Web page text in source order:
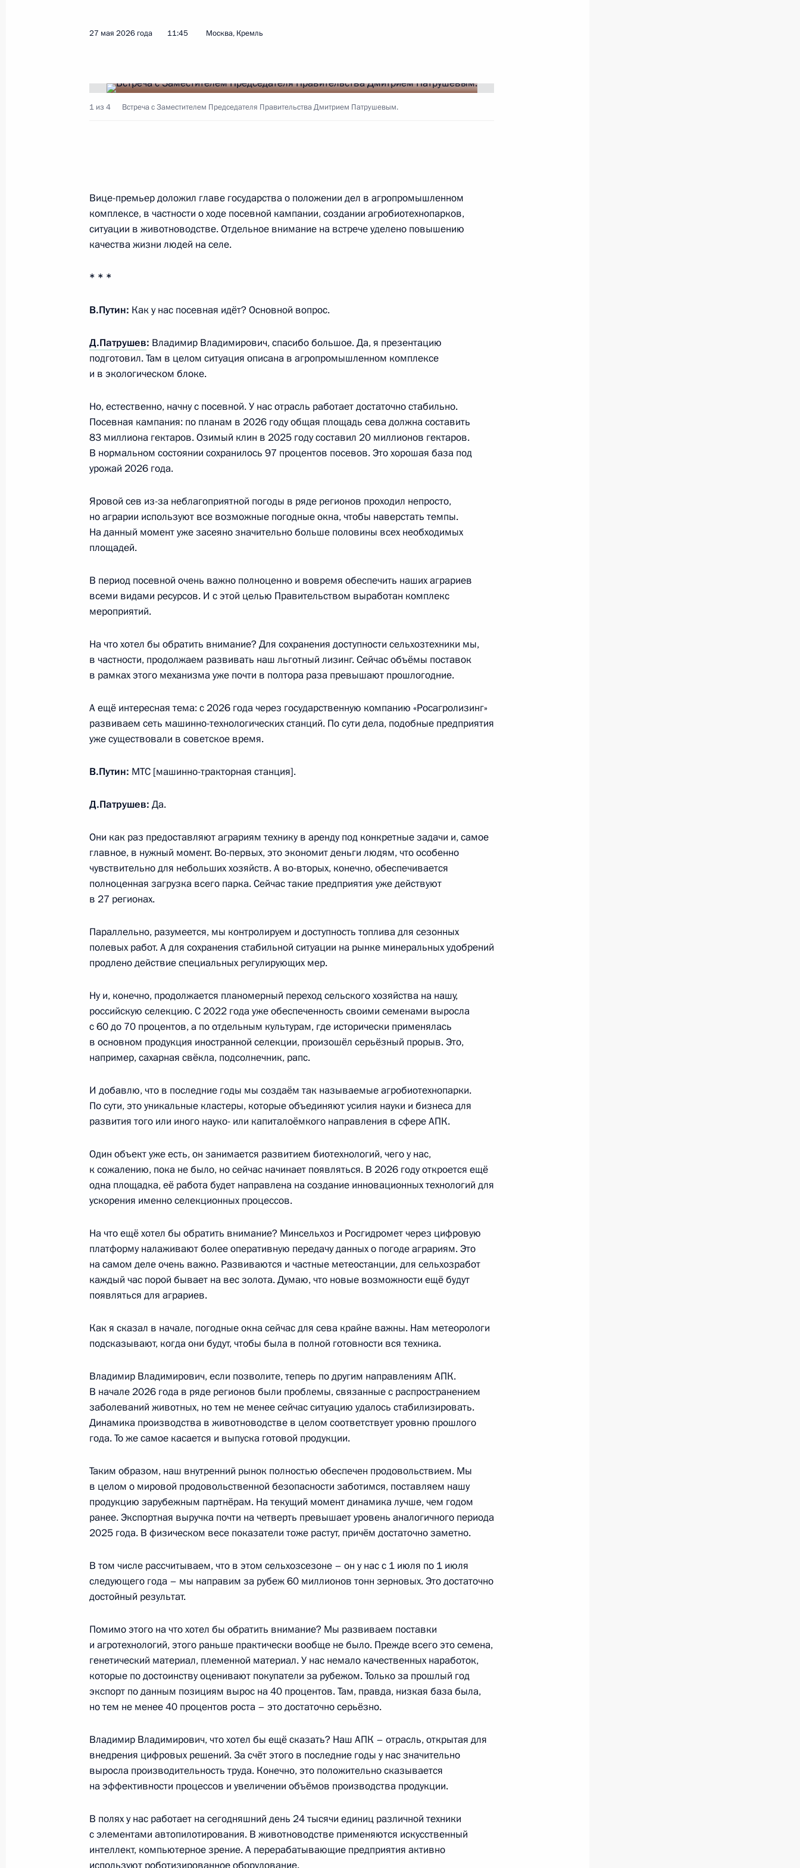
1 июня 2026 года, 20:35 Москва, Кремль
Встреча с Уполномоченным по правам ребёнка Марией
Львовой-Беловой
Вручение орденов «Мать-героиня» и «Родительская слава»
1 июня 2026 года, 16:50 Москва, Кремль
Пашиняном
Владимир Путин ответил на вопросы представителей СМИ
29 мая 2026 года, 19:30 Астана
Встреча с Президентом Белоруссии Александром Лукашенко
29 мая 2026 года, 16:30
3
Заседание Высшего Евразийского экономического совета
29 мая 2026 года, 16:20 Астана
31
28 мая, четверг
Заявления для средств массовой информации по итогам
российско-казахстанских переговоров
28 мая 2026 года, 12:30 Астана
3
Российско-казахстанские переговоры
28 мая 2026 года, 12:15 Астана
Видеообращение к участникам Международного форума
по безопасности
28 мая 2026 года, 10:00
Видеообращение по случаю Дня пограничника
28 мая 2026 года, 00:00
1
27 мая, среда
Владимир Путин прибыл в Казахстан с государственным визитом
Встреча с Заместителем Председателя Правительства Дмитрием
Патрушевым
4
байрам
27 мая 2026 года, 09:00
Россия – Казахстан: союз в сердце Евразии
26 мая 2026 года, 22:00
с государственным визитом
26 мая 2026 года, 17:00
Встреча с президентом РСПП Александром Шохиным
26 мая 2026 года, 12:20 Москва, Кремль
10
Телефонный разговор с Королём Бахрейна Хамадом Бен Исой
Аль Халифой
25 мая 2026 года, 13:50
Встреча с губернатором Омской области Виталием Хоценко
25 мая 2026 года, 13:45 Москва, Кремль
5
27 мая 2026 года 11:45 Москва, Кремль
1 из 4 Встреча с Заместителем Председателя Правительства Дмитрием Патрушевым.
Вице-премьер доложил главе государства о положении дел в агропромышленном
комплексе, в частности о ходе посевной кампании, создании агробиотехнопарков,
ситуации в животноводстве. Отдельное внимание на встрече уделено повышению
качества жизни людей на селе.
* * *
В.Путин: Как у нас посевная идёт? Основной вопрос.
Д.Патрушев: Владимир Владимирович, спасибо большое. Да, я презентацию
подготовил. Там в целом ситуация описана в агропромышленном комплексе
и в экологическом блоке.
Но, естественно, начну с посевной. У нас отрасль работает достаточно стабильно.
Посевная кампания: по планам в 2026 году общая площадь сева должна составить
83 миллиона гектаров. Озимый клин в 2025 году составил 20 миллионов гектаров.
В нормальном состоянии сохранилось 97 процентов посевов. Это хорошая база под
урожай 2026 года.
Яровой сев из-за неблагоприятной погоды в ряде регионов проходил непросто,
но аграрии используют все возможные погодные окна, чтобы наверстать темпы.
На данный момент уже засеяно значительно больше половины всех необходимых
площадей.
В период посевной очень важно полноценно и вовремя обеспечить наших аграриев
всеми видами ресурсов. И с этой целью Правительством выработан комплекс
мероприятий.
На что хотел бы обратить внимание? Для сохранения доступности сельхозтехники мы,
в частности, продолжаем развивать наш льготный лизинг. Сейчас объёмы поставок
в рамках этого механизма уже почти в полтора раза превышают прошлогодние.
А ещё интересная тема: с 2026 года через государственную компанию «Росагролизинг»
развиваем сеть машинно-технологических станций. По сути дела, подобные предприятия
уже существовали в советское время.
В.Путин: МТС [машинно-тракторная станция].
Д.Патрушев: Да.
Они как раз предоставляют аграриям технику в аренду под конкретные задачи и, самое
главное, в нужный момент. Во-первых, это экономит деньги людям, что особенно
чувствительно для небольших хозяйств. А во-вторых, конечно, обеспечивается
полноценная загрузка всего парка. Сейчас такие предприятия уже действуют
в 27 регионах.
Параллельно, разумеется, мы контролируем и доступность топлива для сезонных
полевых работ. А для сохранения стабильной ситуации на рынке минеральных удобрений
продлено действие специальных регулирующих мер.
Ну и, конечно, продолжается планомерный переход сельского хозяйства на нашу,
российскую селекцию. С 2022 года уже обеспеченность своими семенами выросла
с 60 до 70 процентов, а по отдельным культурам, где исторически применялась
в основном продукция иностранной селекции, произошёл серьёзный прорыв. Это,
например, сахарная свёкла, подсолнечник, рапс.
И добавлю, что в последние годы мы создаём так называемые агробиотехнопарки.
По сути, это уникальные кластеры, которые объединяют усилия науки и бизнеса для
развития того или иного науко- или капиталоёмкого направления в сфере АПК.
Один объект уже есть, он занимается развитием биотехнологий, чего у нас,
к сожалению, пока не было, но сейчас начинает появляться. В 2026 году откроется ещё
одна площадка, её работа будет направлена на создание инновационных технологий для
ускорения именно селекционных процессов.
На что ещё хотел бы обратить внимание? Минсельхоз и Росгидромет через цифровую
платформу налаживают более оперативную передачу данных о погоде аграриям. Это
на самом деле очень важно. Развиваются и частные метеостанции, для сельхозработ
каждый час порой бывает на вес золота. Думаю, что новые возможности ещё будут
появляться для аграриев.
Как я сказал в начале, погодные окна сейчас для сева крайне важны. Нам метеорологи
подсказывают, когда они будут, чтобы была в полной готовности вся техника.
Владимир Владимирович, если позволите, теперь по другим направлениям АПК.
В начале 2026 года в ряде регионов были проблемы, связанные с распространением
заболеваний животных, но тем не менее сейчас ситуацию удалось стабилизировать.
Динамика производства в животноводстве в целом соответствует уровню прошлого
года. То же самое касается и выпуска готовой продукции.
Таким образом, наш внутренний рынок полностью обеспечен продовольствием. Мы
в целом о мировой продовольственной безопасности заботимся, поставляем нашу
продукцию зарубежным партнёрам. На текущий момент динамика лучше, чем годом
ранее. Экспортная выручка почти на четверть превышает уровень аналогичного периода
2025 года. В физическом весе показатели тоже растут, причём достаточно заметно.
В том числе рассчитываем, что в этом сельхозсезоне – он у нас с 1 июля по 1 июля
следующего года – мы направим за рубеж 60 миллионов тонн зерновых. Это достаточно
достойный результат.
Помимо этого на что хотел бы обратить внимание? Мы развиваем поставки
и агротехнологий, этого раньше практически вообще не было. Прежде всего это семена,
генетический материал, племенной материал. У нас немало качественных наработок,
которые по достоинству оценивают покупатели за рубежом. Только за прошлый год
экспорт по данным позициям вырос на 40 процентов. Там, правда, низкая база была,
но тем не менее 40 процентов роста – это достаточно серьёзно.
Владимир Владимирович, что хотел бы ещё сказать? Наш АПК – отрасль, открытая для
внедрения цифровых решений. За счёт этого в последние годы у нас значительно
выросла производительность труда. Конечно, это положительно сказывается
на эффективности процессов и увеличении объёмов производства продукции.
В полях у нас работает на сегодняшний день 24 тысячи единиц различной техники
с элементами автопилотирования. В животноводстве применяются искусственный
интеллект, компьютерное зрение. А перерабатывающие предприятия активно